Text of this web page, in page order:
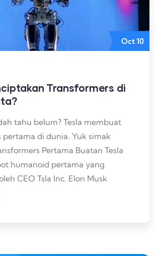
Oct10
Transformers di
tahu belum? Tesla membuat
pertama di dunia. Yuk simak
Pertama Buatan Tesla
humanoid pertama yang
CEO Tsla Inc. Elon Musk